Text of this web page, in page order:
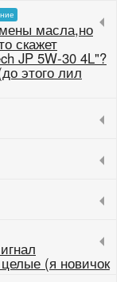
масла,но
скажет
JP 5W-30 4L"?
этого лил
(я новичок